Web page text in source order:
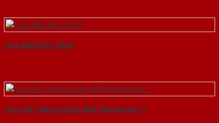
Cửa ABS KOS 101D
Cửa Gỗ Chống Cháy MDF Melamine 1